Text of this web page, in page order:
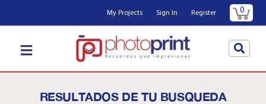
My Projects Sign In Register 0
RESULTADOS DE TU BUSQUEDA